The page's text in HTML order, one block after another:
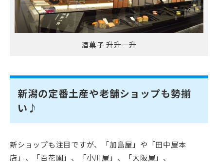
酒菓子 升升一升
新潟の定番土産や老舗ショップも勢揃
い♪
新ショップも注目ですが、「加島屋」や「田中屋本
店」、「百花園」、「小川屋」、「大阪屋」、